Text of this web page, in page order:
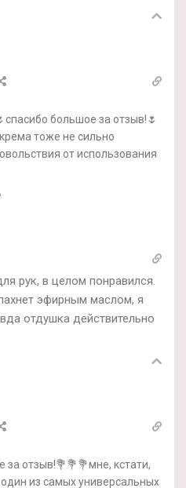
большое за отзыв!🌷
тоже не сильно
от использования
рук, в целом понравился.
эфирным маслом, я
отдушка действительно
за отзыв!💐💐💐мне, кстати,
из самых универсальных